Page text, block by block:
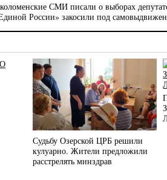
СМИ писали о выборах
России» закосили под
Судьбу Озерской ЦРБ решили
кулуарно. Жители предложили
расстрелять минздрав